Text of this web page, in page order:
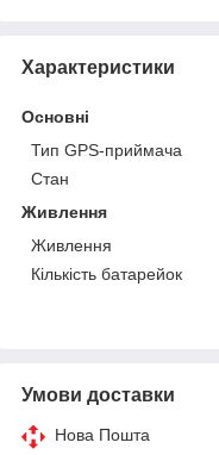
Характеристики
Основні
Тип GPS-приймача
Стан
Живлення
Живлення
Кількість батарейок
Умови доставки
Нова Пошта